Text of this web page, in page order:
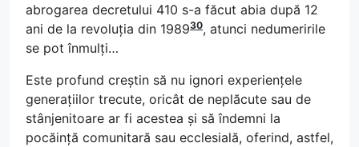
abrogarea decretului 410 s-a făcut abia după 12
ani de la revoluția din 198930, atunci nedumeririle
se pot înmulți…
Este profund creștin să nu ignori experiențele
generațiilor trecute, oricât de neplăcute sau de
stânjenitoare ar fi acestea și să îndemni la
pocăință comunitară sau ecclesială, oferind, astfel,